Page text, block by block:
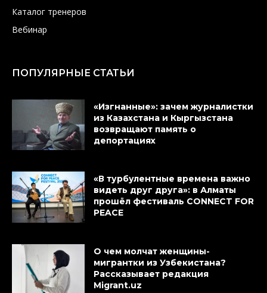
Каталог тренеров
Вебинар
ПОПУЛЯРНЫЕ СТАТЬИ
«Изгнанные»: зачем журналистки
из Казахстана и Кыргызстана
возвращают память о
депортациях
«В турбулентные времена важно
видеть друг друга»: в Алматы
прошёл фестиваль CONNECT FOR
PEACE
О чем молчат женщины-
мигрантки из Узбекистана?
Рассказывает редакция
Migrant.uz